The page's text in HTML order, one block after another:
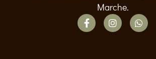
Marche.